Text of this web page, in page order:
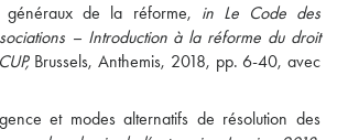
généraux de la réforme, in Le Code des
– Introduction à la réforme du droit
Brussels, Anthemis, 2018, pp. 6-40, avec
et modes alternatifs de résolution des